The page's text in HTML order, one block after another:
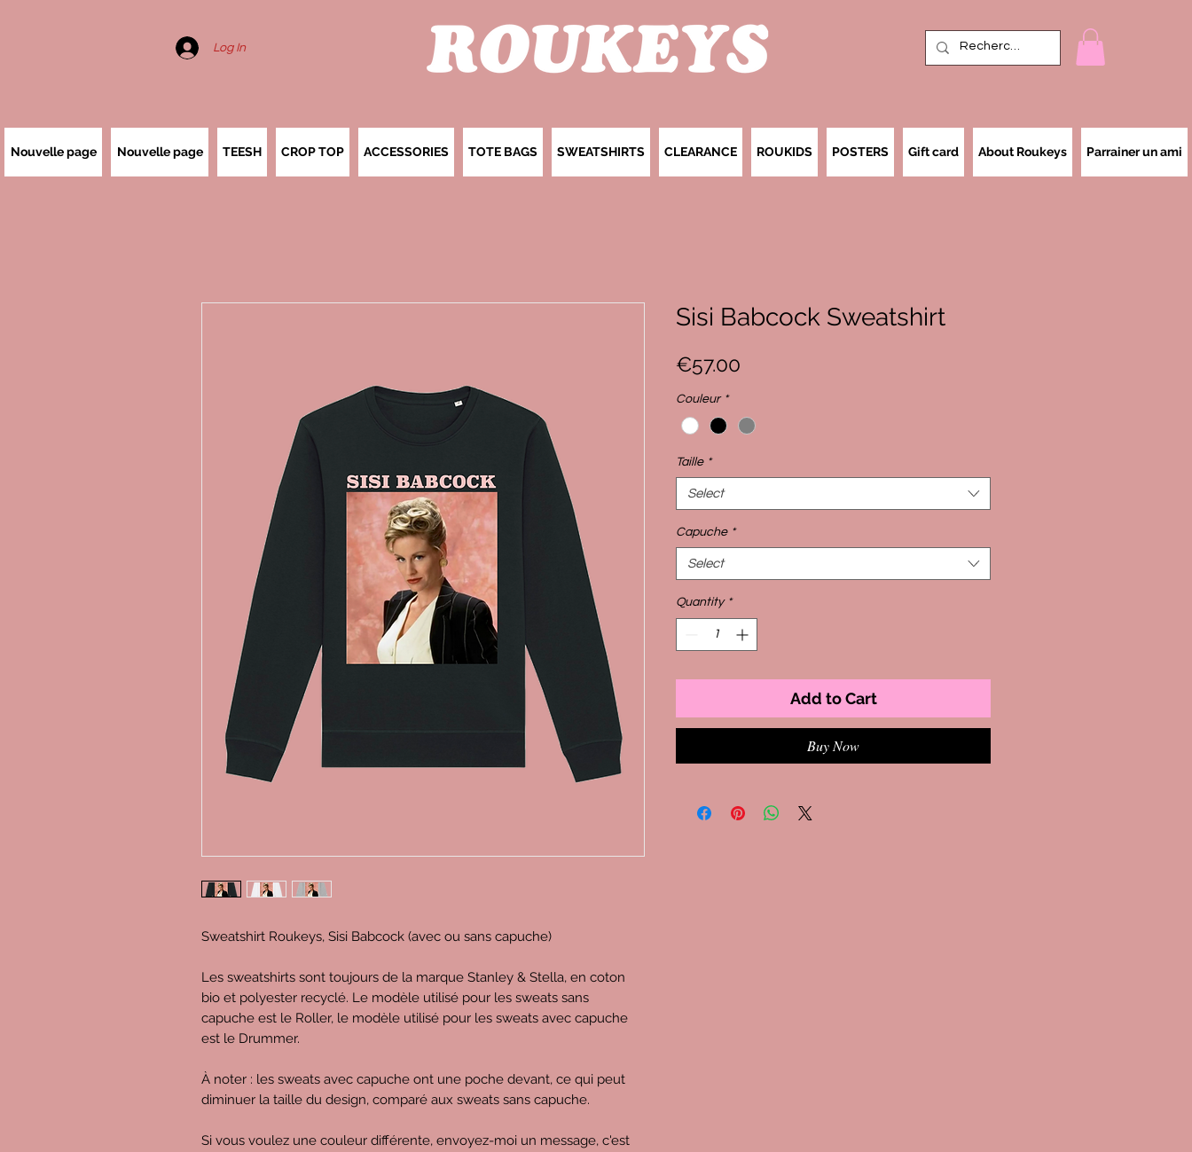
Log In
Nouvelle page Nouvelle page TEESH CROP TOP ACCESSORIES TOTE BAGS SWEATSHIRTS CLEARANCE ROUKIDS POSTERS Gift card About Roukeys Parrainer un ami
Sweatshirt Roukeys, Sisi Babcock (avec ou sans capuche)
Les sweatshirts sont toujours de la marque Stanley & Stella, en coton
bio et polyester recyclé. Le modèle utilisé pour les sweats sans
capuche est le Roller, le modèle utilisé pour les sweats avec capuche
est le Drummer.
À noter : les sweats avec capuche ont une poche devant, ce qui peut
diminuer la taille du design, comparé aux sweats sans capuche.
Si vous voulez une couleur différente, envoyez-moi un message, c'est
Sisi Babcock Sweatshirt
€57.00
Couleur *
Taille *
Select
Capuche *
Select
Quantity *
Add to Cart
Buy Now